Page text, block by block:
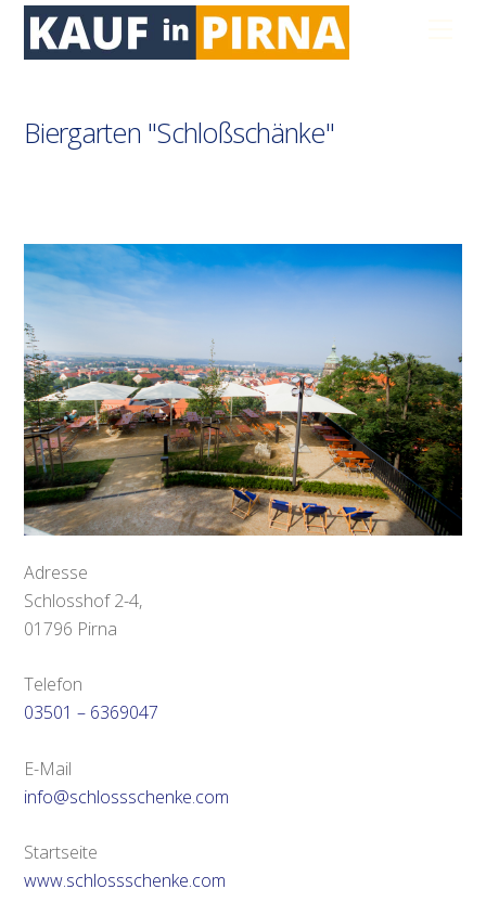
Skip
Biergarten "Schloßschänke"
Adresse
Schlosshof 2-4,
01796 Pirna
Telefon
03501 – 6369047
E-Mail
info@schlossschenke.com
Startseite
www.schlossschenke.com